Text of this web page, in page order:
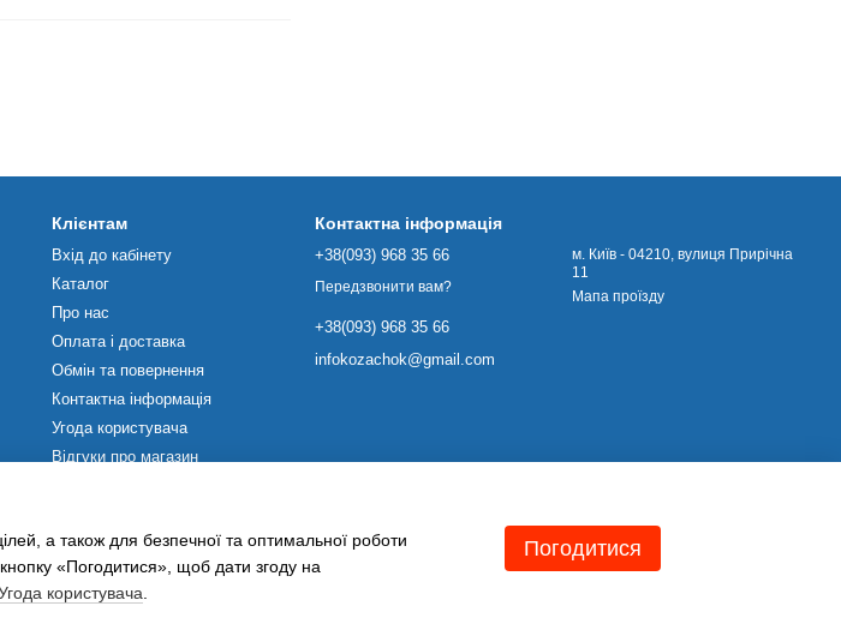
Клієнтам
Вхід до кабінету
Каталог
Про нас
Оплата і доставка
Обмін та повернення
Контактна інформація
Угода користувача
Відгуки про магазин
Контактна інформація
+38(093) 968 35 66
Передзвонити вам?
+38(093) 968 35 66
infokozachok@gmail.com
м. Київ - 04210, вулиця Прирічна
11
Мапа проїзду
а також для безпечної та оптимальної роботи
«Погодитися», щоб дати згоду на
користувача
Погодитися